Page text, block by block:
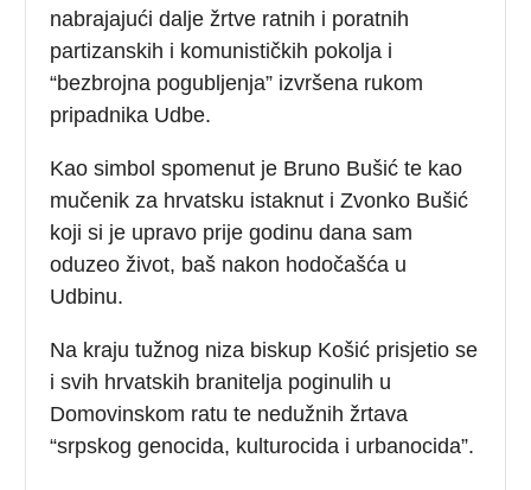
nabrajajući dalje žrtve ratnih i poratnih
partizanskih i komunističkih pokolja i
“bezbrojna pogubljenja” izvršena rukom
pripadnika Udbe.
Kao simbol spomenut je Bruno Bušić te kao
mučenik za hrvatsku istaknut i Zvonko Bušić
koji si je upravo prije godinu dana sam
oduzeo život, baš nakon hodočašća u
Udbinu.
Na kraju tužnog niza biskup Košić prisjetio se
i svih hrvatskih branitelja poginulih u
Domovinskom ratu te nedužnih žrtava
“srpskog genocida, kulturocida i urbanocida”.